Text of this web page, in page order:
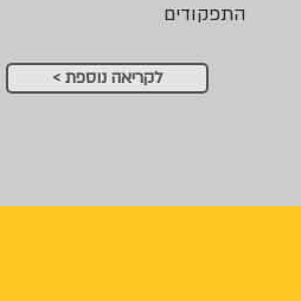
התפקודים
< לקריאה נוספת